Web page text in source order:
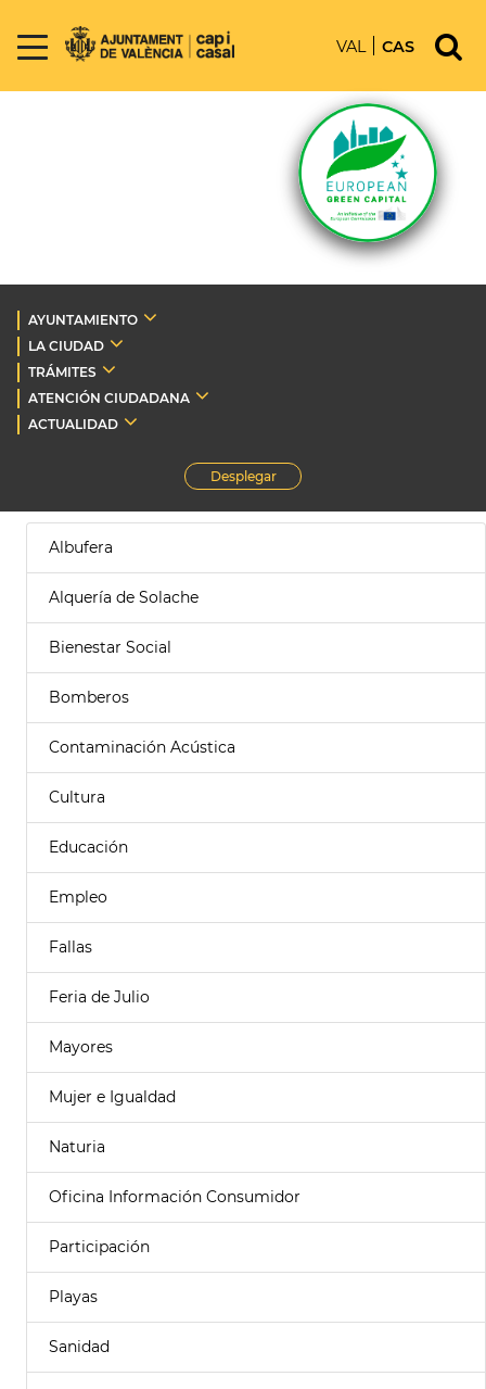
VAL CAS
AYUNTAMIENTO
LA CIUDAD
TRÁMITES
ATENCIÓN CIUDADANA
ACTUALIDAD
Desplegar
Albufera
Alquería de Solache
Bienestar Social
Bomberos
Contaminación Acústica
Cultura
Educación
Empleo
Fallas
Feria de Julio
Mayores
Mujer e Igualdad
Naturia
Oficina Información Consumidor
Participación
Playas
Sanidad